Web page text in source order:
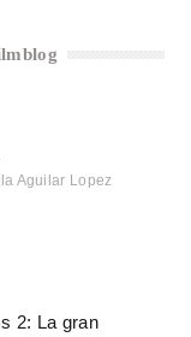
Aguilar Lopez
2: La gran